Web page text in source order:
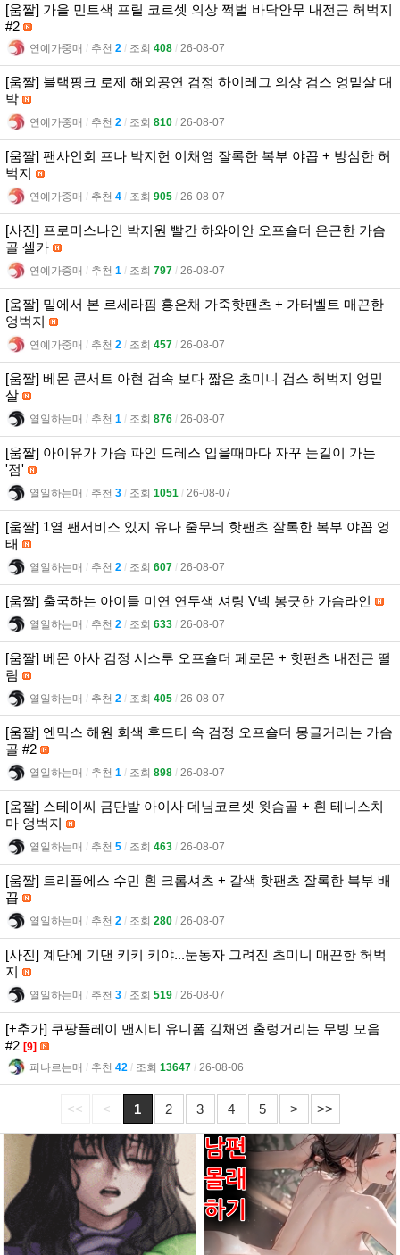
[움짤] 가을 민트색 프릴 코르셋 의상 쩍벌 바닥안무 내전근 허벅지
#2
연예가중매 l 추천 2 l 조회 408 l 26-08-07
[움짤] 블랙핑크 로제 해외공연 검정 하이레그 의상 검스 엉밑살 대
박
연예가중매 l 추천 2 l 조회 810 l 26-08-07
[움짤] 팬사인회 프나 박지헌 이채영 잘록한 복부 야꼽 + 방심한 허
벅지
연예가중매 l 추천 4 l 조회 905 l 26-08-07
[사진] 프로미스나인 박지원 빨간 하와이안 오프숄더 은근한 가슴
골 셀카
연예가중매 l 추천 1 l 조회 797 l 26-08-07
[움짤] 밑에서 본 르세라핌 홍은채 가죽핫팬츠 + 가터벨트 매끈한
엉벅지
연예가중매 l 추천 2 l 조회 457 l 26-08-07
[움짤] 베몬 콘서트 아현 검속 보다 짧은 초미니 검스 허벅지 엉밑
살
열일하는매 l 추천 1 l 조회 876 l 26-08-07
[움짤] 아이유가 가슴 파인 드레스 입을때마다 자꾸 눈길이 가는
'점'
열일하는매 l 추천 3 l 조회 1051 l 26-08-07
[움짤] 1열 팬서비스 있지 유나 줄무늬 핫팬츠 잘록한 복부 야꼽 엉
태
열일하는매 l 추천 2 l 조회 607 l 26-08-07
[움짤] 출국하는 아이들 미연 연두색 셔링 V넥 봉긋한 가슴라인
열일하는매 l 추천 2 l 조회 633 l 26-08-07
[움짤] 베몬 아사 검정 시스루 오프숄더 페로몬 + 핫팬츠 내전근 떨
림
열일하는매 l 추천 2 l 조회 405 l 26-08-07
[움짤] 엔믹스 해원 회색 후드티 속 검정 오프숄더 몽글거리는 가슴
골 #2
열일하는매 l 추천 1 l 조회 898 l 26-08-07
[움짤] 스테이씨 금단발 아이사 데님코르셋 윗슴골 + 흰 테니스치
마 엉벅지
열일하는매 l 추천 5 l 조회 463 l 26-08-07
[움짤] 트리플에스 수민 흰 크롭셔츠 + 갈색 핫팬츠 잘록한 복부 배
꼽
열일하는매 l 추천 2 l 조회 280 l 26-08-07
[사진] 계단에 기댄 키키 키야...눈동자 그려진 초미니 매끈한 허벅
지
열일하는매 l 추천 3 l 조회 519 l 26-08-07
[+추가] 쿠팡플레이 맨시티 유니폼 김채연 출렁거리는 무빙 모음
#2 [9]
퍼나르는매 l 추천 42 l 조회 13647 l 26-08-06
<< < 1 2 3 4 5 > >>